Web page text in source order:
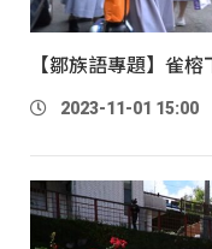
【鄒族語專題】雀
2023-11-01 15:00